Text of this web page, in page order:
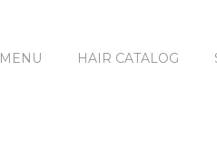
MENU HAIR CATALOG